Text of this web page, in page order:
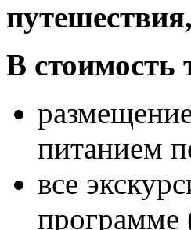
В
питанием
все
программе